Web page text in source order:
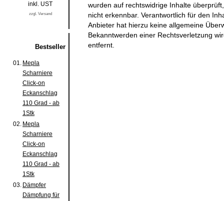
inkl. UST
zzgl. Versand
Bestseller
01. Mepla
Scharniere
Click-on
Eckanschlag
110 Grad - ab
1Stk
02. Mepla
Scharniere
Click-on
Eckanschlag
110 Grad - ab
1Stk
03. Dämpfer
Dämpfung für
wurden auf rechtswidrige Inhalte
nicht erkennbar. Verantwortlich für den
Anbieter hat hierzu keine allgemeine
Bekanntwerden einer Rechtsverletzung
entfernt.